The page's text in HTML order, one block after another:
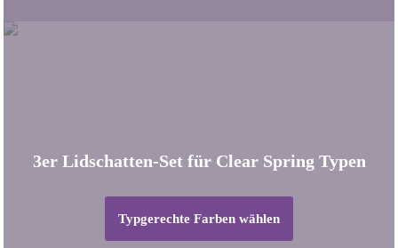
3er Lidschatten-Set für Clear Spring Typen
Typgerechte Farben wählen